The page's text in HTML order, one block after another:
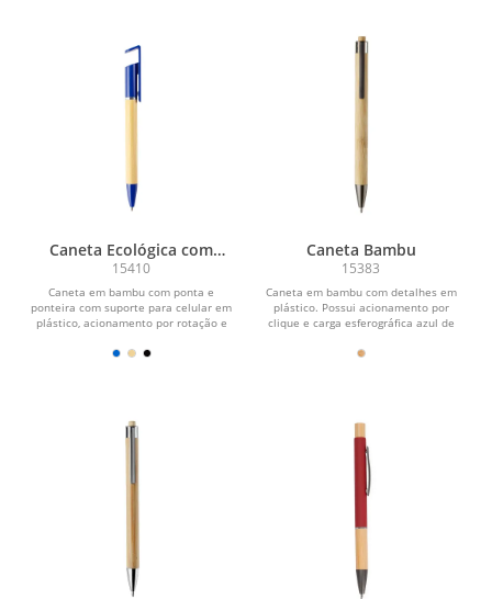
Caneta Ecológica com
Suporte para Celular
15410
Caneta em bambu com ponta e
ponteira com suporte para celular em
plástico, acionamento por rotação e
Caneta Bambu
15383
Caneta em bambu com detalhes em
plástico. Possui acionamento por
clique e carga esferográfica azul de